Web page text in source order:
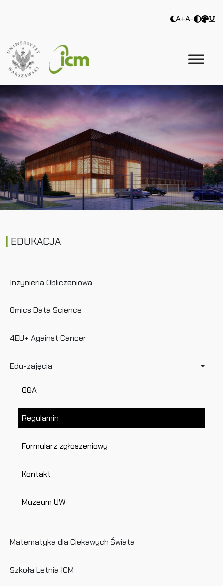
A+A-
EDUKACJA
Inżynieria Obliczeniowa
Omics Data Science
4EU+ Against Cancer
Edu-zajęcia
Q&A
Regulamin
Formularz zgłoszeniowy
Kontakt
Muzeum UW
Matematyka dla Ciekawych Świata
Szkoła Letnia ICM